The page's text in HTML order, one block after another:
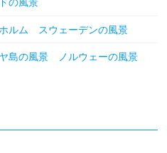
の風景
ルム スウェーデンの風景
島の風景 ノルウェーの風景